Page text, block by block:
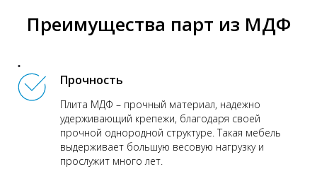
Преимущества парт из МДФ
Прочность
Плита МДФ – прочный материал, надежно
удерживающий крепежи, благодаря своей
прочной однородной структуре. Такая мебель
выдерживает большую весовую нагрузку и
прослужит много лет.